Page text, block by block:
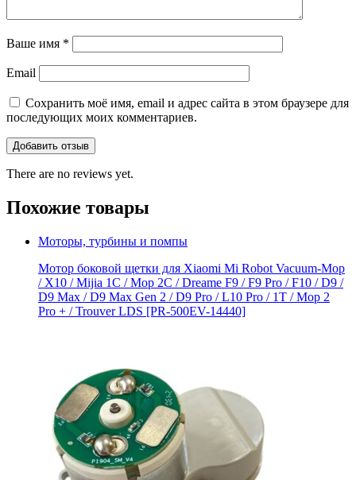
Ваше имя *
Email
Сохранить моё имя, email и адрес сайта в этом браузере для
последующих моих комментариев.
There are no reviews yet.
Похожие товары
Моторы, турбины и помпы
Мотор боковой щетки для Xiaomi Mi Robot Vacuum-Mop
/ X10 / Mijia 1C / Mop 2C / Dreame F9 / F9 Pro / F10 / D9 /
D9 Max / D9 Мах Gen 2 / D9 Pro / L10 Pro / 1T / Mop 2
Pro + / Trouver LDS [PR-500EV-14440]